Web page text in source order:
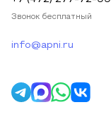
Звонок бесплатный
info@apni.ru